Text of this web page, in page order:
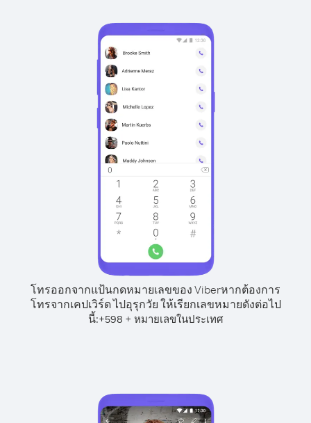
โทรออกจากแป้นกดหมายเลขของ Viberหากต้องการ
โทรจากเคปเวิร์ด ไปอุรุกวัย ให้เรียกเลขหมายดังต่อไป
นี้:+598 + หมายเลขในประเทศ